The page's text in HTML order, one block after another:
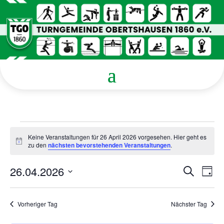
für
April
2026
Hinweis
Keine Veranstaltungen für 26 April 2026 vorgesehen. Hier geht es
zu den nächsten bevorstehenden Veranstaltungen.
Suche
und
SucheTag
26.04.2026
Datum
wählen.
Vorheriger Tag Nächster Tag